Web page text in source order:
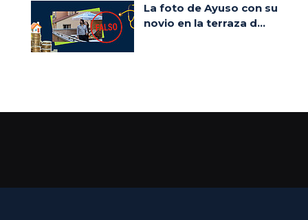
La foto de Ayuso con su
novio en la terraza d...